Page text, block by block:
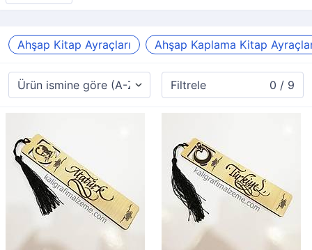
Ahşap Kitap Ayraçları Ahşap Kaplama Kitap
Filtrele 0 / 9